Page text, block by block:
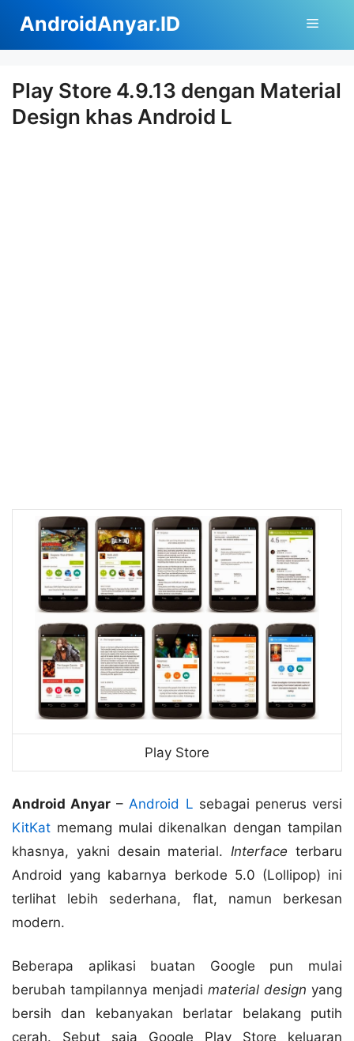
isi
AndroidAnyar.ID Menu
Play Store 4.9.13 dengan Material
Design khas Android L
Play Store
Android Anyar – Android L sebagai penerus versi
KitKat memang mulai dikenalkan dengan tampilan
khasnya, yakni desain material. Interface terbaru
Android yang kabarnya berkode 5.0 (Lollipop) ini
terlihat lebih sederhana, flat, namun berkesan
modern.
Beberapa aplikasi buatan Google pun mulai
berubah tampilannya menjadi material design yang
bersih dan kebanyakan berlatar belakang putih
cerah. Sebut saja Google Play Store keluaran